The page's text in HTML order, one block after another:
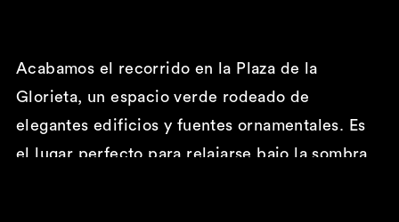
Acabamos el recorrido en la Plaza de la
Glorieta, un espacio verde rodeado de
elegantes edificios y fuentes ornamentales. Es
el lugar perfecto para relajarse bajo la sombra